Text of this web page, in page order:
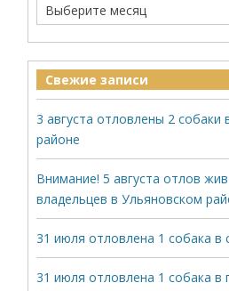
Свежие записи
3 августа отловлены 2 собаки
районе
Внимание! 5 августа отлов
владельцев в Ульяновском
31 июля отловлена 1 собака в
31 июля отловлена 1 собака в